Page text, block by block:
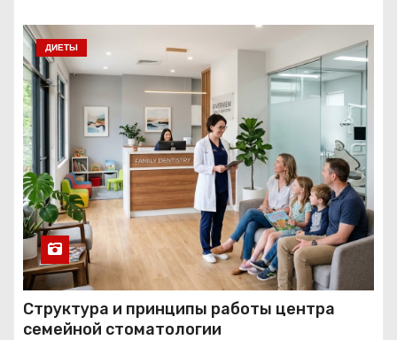
ДИЕТЫ
Структура и принципы работы центра
семейной стоматологии